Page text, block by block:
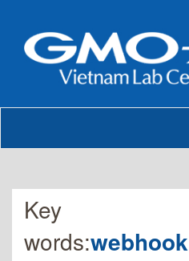
Key
words:webhook